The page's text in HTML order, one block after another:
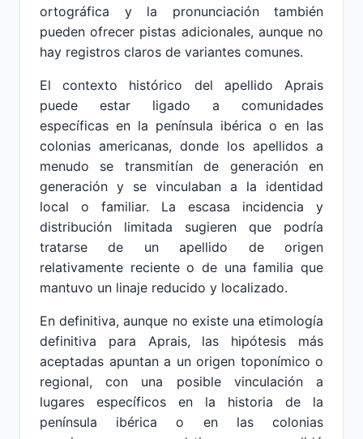
ortográfica y la pronunciación también
pueden ofrecer pistas adicionales, aunque no
hay registros claros de variantes comunes.
El contexto histórico del apellido Aprais
puede estar ligado a comunidades
específicas en la península ibérica o en las
colonias americanas, donde los apellidos a
menudo se transmitían de generación en
generación y se vinculaban a la identidad
local o familiar. La escasa incidencia y
distribución limitada sugieren que podría
tratarse de un apellido de origen
relativamente reciente o de una familia que
mantuvo un linaje reducido y localizado.
En definitiva, aunque no existe una etimología
definitiva para Aprais, las hipótesis más
aceptadas apuntan a un origen toponímico o
regional, con una posible vinculación a
lugares específicos en la historia de la
península ibérica o en las colonias